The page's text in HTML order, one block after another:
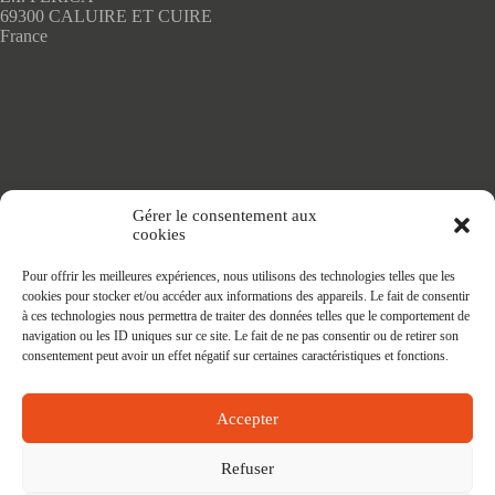
Gérer le consentement aux
cookies
Pour offrir les meilleures expériences, nous utilisons des technologies telles que les
cookies pour stocker et/ou accéder aux informations des appareils. Le fait de consentir
à ces technologies nous permettra de traiter des données telles que le comportement de
navigation ou les ID uniques sur ce site. Le fait de ne pas consentir ou de retirer son
consentement peut avoir un effet négatif sur certaines caractéristiques et fonctions.
Accepter
Refuser
produit
69300 CALUIRE ET CUIRE
France
Adhésifs SANS PVC
Nappes
Protège Table
Nappes SANS PVC
Tapis PRATIC
Affaires à faire